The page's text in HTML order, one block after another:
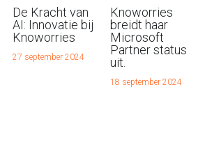
De Kracht van
AI: Innovatie bij
Knoworries
27 september 2024
Knoworries
breidt haar
Microsoft
Partner status
uit.
18 september 2024